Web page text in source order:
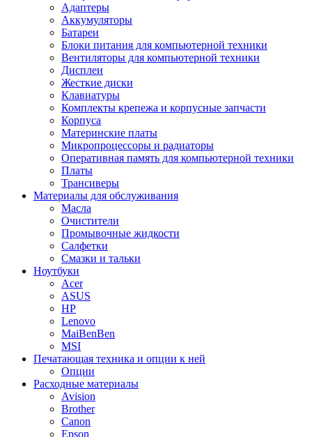
Адаптеры
Аккумуляторы
Батареи
Блоки питания для компьютерной техники
Вентиляторы для компьютерной техники
Дисплеи
Жесткие диски
Клавиатуры
Комплекты крепежа и корпусные запчасти
Корпуса
Материнские платы
Микропроцессоры и радиаторы
Оперативная память для компьютерной техники
Платы
Трансиверы
Материалы для обслуживания
Масла
Очистители
Промывочные жидкости
Салфетки
Смазки и тальки
Ноутбуки
Acer
ASUS
HP
Lenovo
MaiBenBen
MSI
Печатающая техника и опции к ней
Опции
Расходные материалы
Avision
Brother
Canon
Epson